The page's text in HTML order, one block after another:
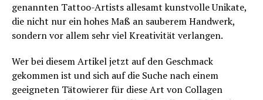
genannten Tattoo-Artists allesamt kunstvolle Unikate,
die nicht nur ein hohes Maß an sauberem Handwerk,
sondern vor allem sehr viel Kreativität verlangen.
Wer bei diesem Artikel jetzt auf den Geschmack
gekommen ist und sich auf die Suche nach einem
geeigneten Tätowierer für diese Art von Collagen